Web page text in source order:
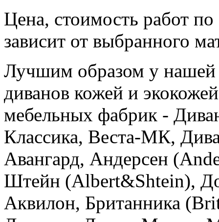
Цена, стоимость работ
зависит от выбранного
Лучшим образом у нашей
диванов кожей и
мебельных фабрик -
Классика, Веста-МК,
Авангард, Андерсен
Штейн (Albert&Shtein),
Аквилон, Британника